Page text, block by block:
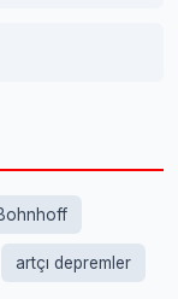
artçı depremler